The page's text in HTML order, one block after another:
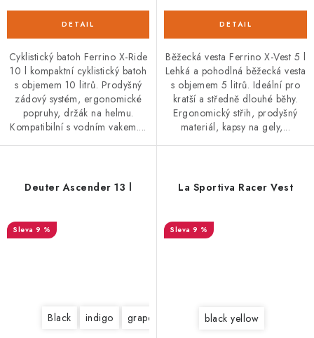
Cyklistický batoh Ferrino X-Ride
10 l kompaktní cyklistický batoh
s objemem 10 litrů. Prodyšný
zádový systém, ergonomické
popruhy, držák na helmu.
Kompatibilní s vodním vakem....
Běžecká vesta Ferrino X-Vest 5 l
Lehká a pohodlná běžecká vesta
s objemem 5 litrů. Ideální pro
kratší a středně dlouhé běhy.
Ergonomický střih, prodyšný
materiál, kapsy na gely,...
Deuter Ascender 13 l
9 %
Black indigo grape
La Sportiva Racer Vest
9 %
black yellow